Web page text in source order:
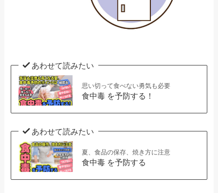
あわせて読みたい
思い切って食べない勇気も必要
食中毒 を予防する！
あわせて読みたい
夏、食品の保存、焼き方に注意
食中毒 を予防する